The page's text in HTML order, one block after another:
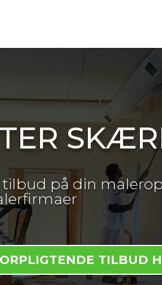
på din
TILBUD